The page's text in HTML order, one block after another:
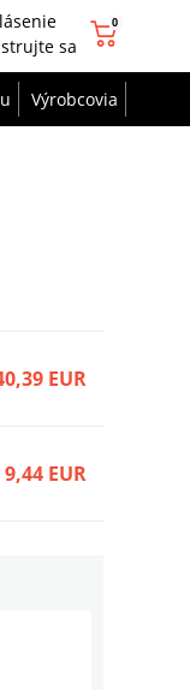
sa
0
Výrobcovia
EUR
9,44 EUR